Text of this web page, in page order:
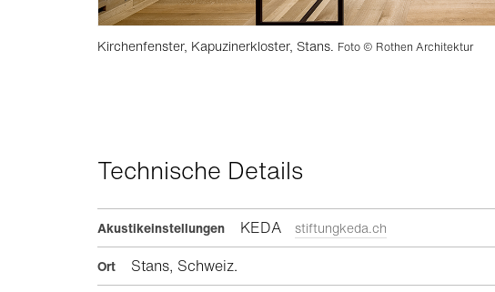
Kirchenfenster, Kapuzinerkloster, Stans. Foto © Rothen Architektur
Technische Details
Akustikeinstellungen KEDA
stiftungkeda.ch
Ort
Stans, Schweiz.